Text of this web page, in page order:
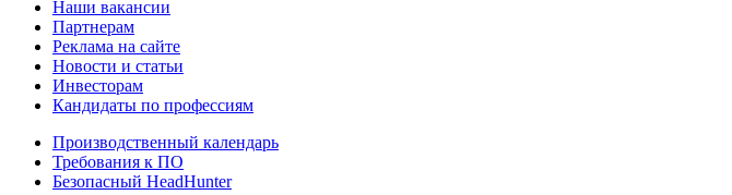
Наши вакансии
Партнерам
Реклама на сайте
Новости и статьи
Инвесторам
Кандидаты по профессиям
Производственный календарь
Требования к ПО
Безопасный HeadHunter